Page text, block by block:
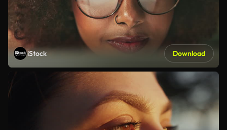
iStock Download